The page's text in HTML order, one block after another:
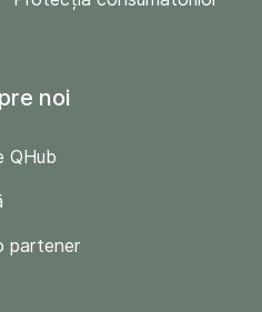
noi
QHub
partener